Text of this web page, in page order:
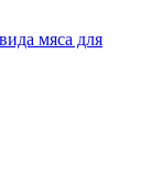
мяса для